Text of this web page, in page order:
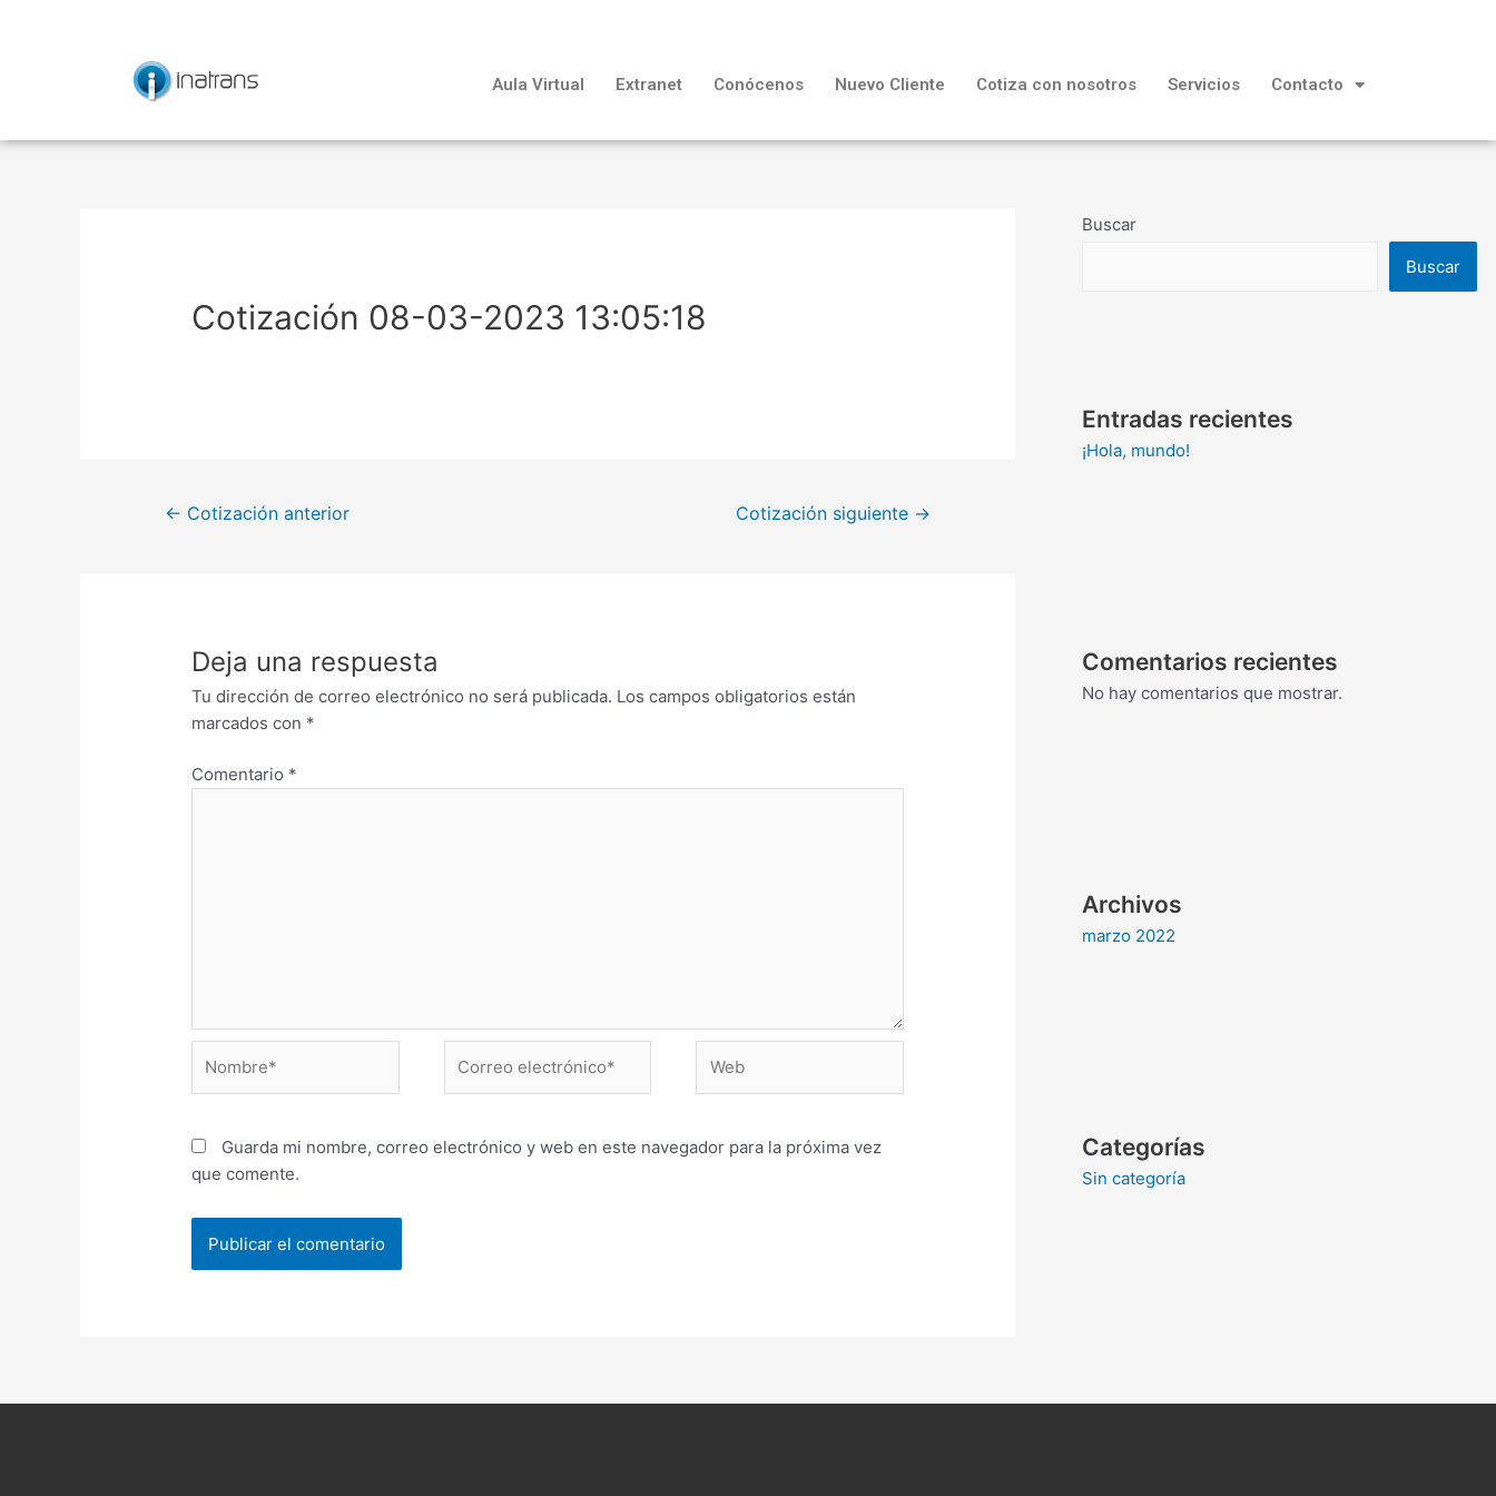
Aula Virtual Extranet Conócenos Nuevo Cliente Cotiza con nosotros Servicios Contacto
Cotización 08-03-2023 13:05:18
entradas
← Cotización anterior Cotización siguiente →
Deja una respuesta
Tu dirección de correo electrónico no será publicada. Los campos obligatorios están
marcados con *
Comentario *
electrónico*
Guarda mi nombre, correo electrónico y web en este navegador para la próxima vez
que comente.
Buscar
Buscar
Entradas recientes
¡Hola, mundo!
Comentarios recientes
No hay comentarios que mostrar.
Archivos
marzo 2022
Categorías
Sin categoría